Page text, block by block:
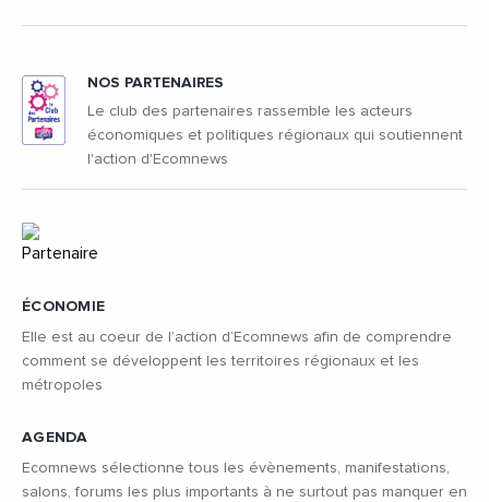
ÉCONOMIE
Elle est au coeur de l’action d’Ecomnews afin de comprendre
comment se développent les territoires régionaux et les
métropoles
AGENDA
Ecomnews sélectionne tous les évènements, manifestations,
salons, forums les plus importants à ne surtout pas manquer en
NOS PARTENAIRES
Le club des partenaires rassemble les acteurs
économiques et politiques régionaux qui soutiennent
l'action d'Ecomnews